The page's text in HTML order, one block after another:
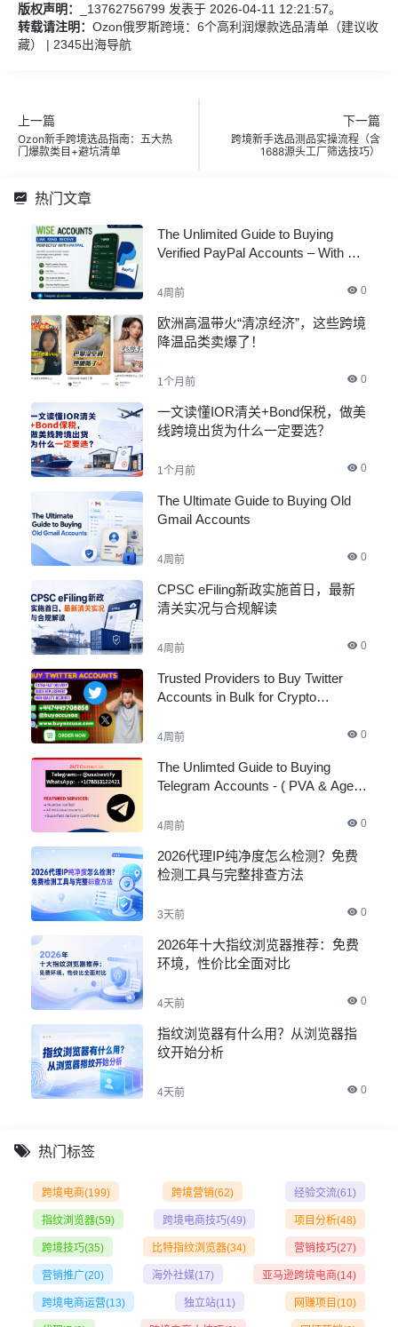
版权声明： _13762756799 发表于 2026-04-11 12:21:57。
转载请注明： Ozon俄罗斯跨境：6个高利润爆款选品清单（建议收
藏） | 2345出海导航
上一篇
Ozon新手跨境选品指南：五大热
门爆款类目+避坑清单
下一篇
跨境新手选品测品实操流程（含
1688源头工厂筛选技巧）
热门文章
The Unlimited Guide to Buying
Verified PayPal Accounts – With All
4周前 0
欧洲高温带火“清凉经济”，这些跨境
降温品类卖爆了！
1个月前 0
一文读懂IOR清关+Bond保税，做美
线跨境出货为什么一定要选？
1个月前 0
The Ultimate Guide to Buying Old
Gmail Accounts
4周前 0
CPSC eFiling新政实施首日，最新
清关实况与合规解读
4周前 0
Trusted Providers to Buy Twitter
Accounts in Bulk for Crypto
4周前 0
The Unlimted Guide to Buying
Telegram Accounts - ( PVA & Aged
4周前 0
2026代理IP纯净度怎么检测？免费
检测工具与完整排查方法
3天前 0
2026年十大指纹浏览器推荐：免费
环境，性价比全面对比
4天前 0
指纹浏览器有什么用？从浏览器指
纹开始分析
4天前 0
热门标签
跨境电商(199) 跨境营销(62) 经验交流(61)
指纹浏览器(59) 跨境电商技巧(49) 项目分析(48)
跨境技巧(35) 比特指纹浏览器(34) 营销技巧(27)
营销推广(20) 海外社媒(17) 亚马逊跨境电商(14)
跨境电商运营(13) 独立站(11) 网赚项目 (10)